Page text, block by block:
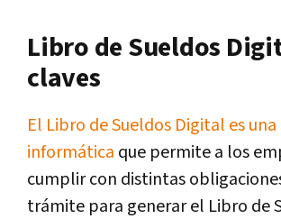
Libro de Sueldos
claves
El Libro de Sueldos Digital es
informática que permite a los
cumplir con distintas
trámite para generar el Libro de